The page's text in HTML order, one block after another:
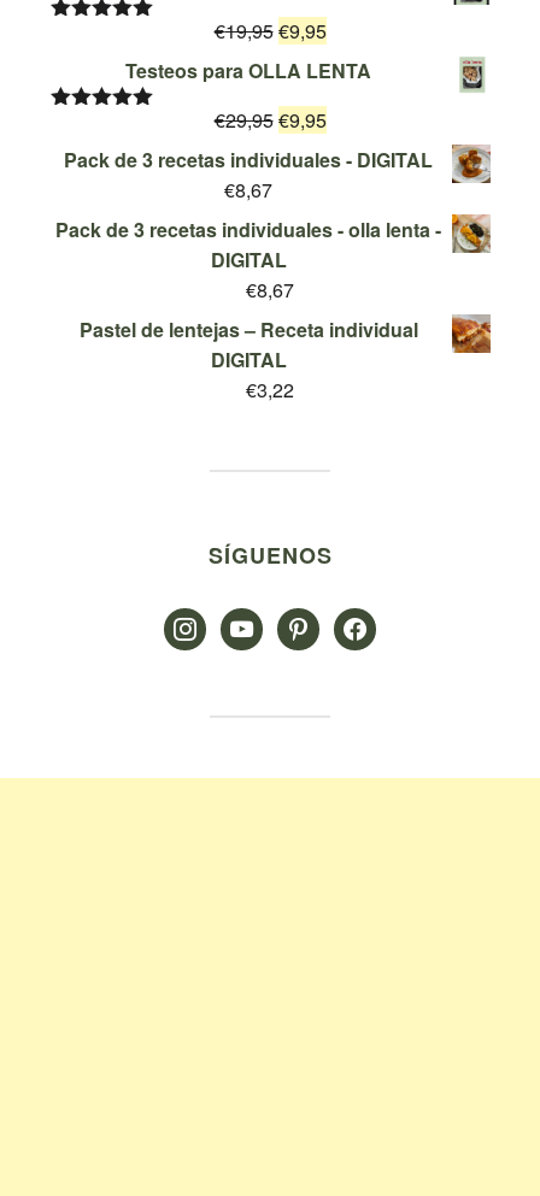
€19,95El
precio
era:
€19,95.
€9,95El
precio
es:
€9,95.
Testeos para OLLA LENTA
5
€29,95El
precio
€29,95.
€9,95El
precio
€9,95.
Pack de 3 recetas individuales - DIGITAL
€8,67
Pack de 3 recetas individuales - olla lenta -
DIGITAL
€8,67
Pastel de lentejas – Receta individual
DIGITAL
€3,22
SÍGUENOS
instagramyoutubepinterestfacebook